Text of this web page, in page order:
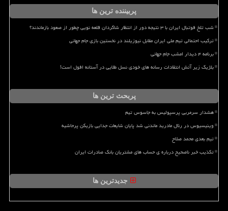
پربیننده ترین ها
شب تلخ فوتبال ایران با ۳ نتیجه دور از انتظار شاگردان قلعه نویی چطور از صعود بازماندند؟
ترکیب احتمالی تیم ملی ایران مقابل نیوزیلند در نخستین بازی جام جهانی
برنامه ۴ دیدار امشب جام جهانی
بلژیک زیر آتش انتقادات رسانه های خودی نسل طلایی در آستانه افول است!
پربحث ترین ها
هشدار سرمربی پرسپولیس به جاسوس تیم
وینیسیوس در رئال مادرید ماندنی شد پایان شایعات جدایی بازیکن پرحاشیه
تیم بعدی محمد صلاح
تکذیب خبر ناصحیح درباره ی حساب های مشتریان بانک صادرات ایران
جدیدترین ها